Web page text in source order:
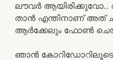
ലൗവർ ആയിരിക്കുവോ..
താൻ എന്തിനാണ് അത്
ആർക്കേലും ഫോൺ
ഞാൻ